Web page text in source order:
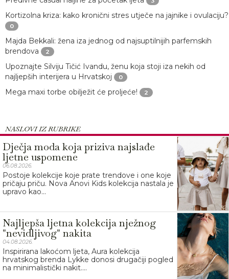
Kortizolna kriza: kako kronični stres utječe na jajnike i ovulaciju?
0
Majda Bekkali: žena iza jednog od najsuptilnijih parfemskih
brendova
2
Upoznajte Silviju Tičić Ivandu, ženu koja stoji iza nekih od
najljepših interijera u Hrvatskoj
0
Mega maxi torbe obilježit će proljeće! 2
NASLOVI IZ RUBRIKE
Dječja moda koja priziva najslađe
ljetne uspomene
06.08.2026.
Postoje kolekcije koje prate trendove i one koje
pričaju priču. Nova Anovi Kids kolekcija nastala je
upravo kao...
Najljepša ljetna kolekcija nježnog
"nevidljivog" nakita
04.08.2026.
Inspirirana lakoćom ljeta, Aura kolekcija
hrvatskog brenda Lykke donosi drugačiji pogled
na minimalistički nakit....